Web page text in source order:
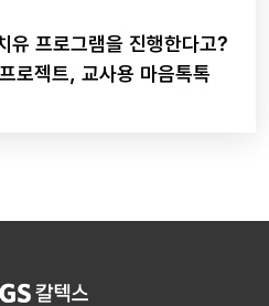
유 프로그램을 진행한다고?
로젝트, 교사용 마음톡톡